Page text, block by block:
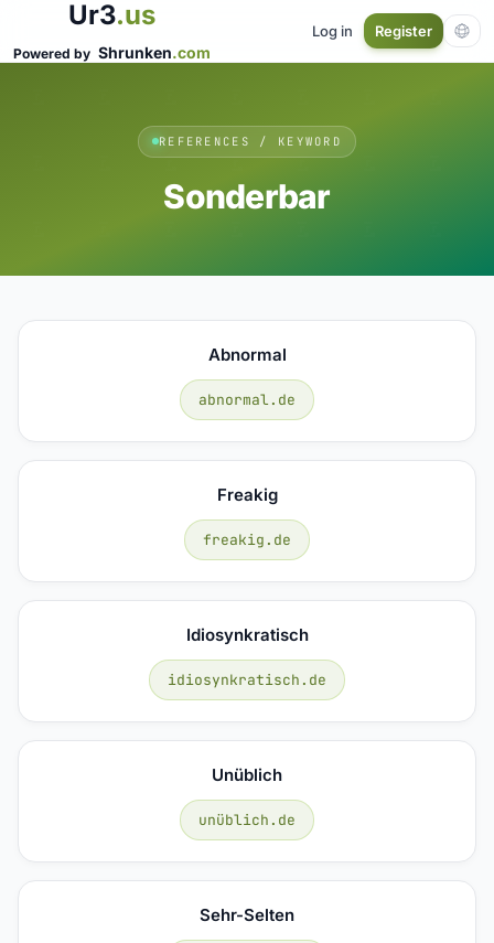
Ur3.us
Powered by Shrunken.com
Log in Register
REFERENCES / KEYWORD
Sonderbar
Abnormal
abnormal.de
Freakig
freakig.de
Idiosynkratisch
idiosynkratisch.de
Unüblich
unüblich.de
Sehr-Selten